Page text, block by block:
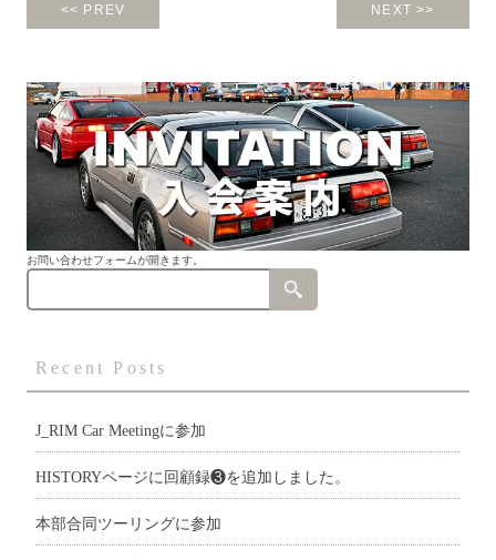
<< PREV NEXT >>
お問い合わせフォームが開きます。
Recent Posts
J_RIM Car Meetingに参加
HISTORYページに回顧録❸を追加しました。
本部合同ツーリングに参加